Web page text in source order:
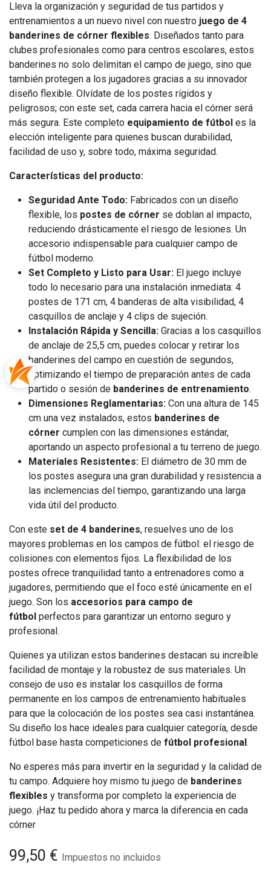
Lleva la organización y seguridad de tus partidos y
entrenamientos a un nuevo nivel con nuestro juego de 4
banderines de córner flexibles. Diseñados tanto para
clubes profesionales como para centros escolares, estos
banderines no solo delimitan el campo de juego, sino que
también protegen a los jugadores gracias a su innovador
diseño flexible. Olvídate de los postes rígidos y
peligrosos; con este set, cada carrera hacia el córner será
más segura. Este completo equipamiento de fútbol es la
elección inteligente para quienes buscan durabilidad,
facilidad de uso y, sobre todo, máxima seguridad.
Características del producto:
Seguridad Ante Todo: Fabricados con un diseño
flexible, los postes de córner se doblan al impacto,
reduciendo drásticamente el riesgo de lesiones. Un
accesorio indispensable para cualquier campo de
fútbol moderno.
Set Completo y Listo para Usar: El juego incluye
todo lo necesario para una instalación inmediata: 4
postes de 171 cm, 4 banderas de alta visibilidad, 4
casquillos de anclaje y 4 clips de sujeción.
Instalación Rápida y Sencilla: Gracias a los casquillos
de anclaje de 25,5 cm, puedes colocar y retirar los
banderines del campo en cuestión de segundos,
optimizando el tiempo de preparación antes de cada
partido o sesión de banderines de entrenamiento.
Dimensiones Reglamentarias: Con una altura de 145
cm una vez instalados, estos banderines de
córner cumplen con las dimensiones estándar,
aportando un aspecto profesional a tu terreno de juego.
Materiales Resistentes: El diámetro de 30 mm de
los postes asegura una gran durabilidad y resistencia a
las inclemencias del tiempo, garantizando una larga
vida útil del producto.
Con este set de 4 banderines, resuelves uno de los
mayores problemas en los campos de fútbol: el riesgo de
colisiones con elementos fijos. La flexibilidad de los
postes ofrece tranquilidad tanto a entrenadores como a
jugadores, permitiendo que el foco esté únicamente en el
juego. Son los accesorios para campo de
fútbol perfectos para garantizar un entorno seguro y
profesional.
Quienes ya utilizan estos banderines destacan su increíble
facilidad de montaje y la robustez de sus materiales. Un
consejo de uso es instalar los casquillos de forma
permanente en los campos de entrenamiento habituales
para que la colocación de los postes sea casi instantánea.
Su diseño los hace ideales para cualquier categoría, desde
fútbol base hasta competiciones de fútbol profesional.
No esperes más para invertir en la seguridad y la calidad de
tu campo. Adquiere hoy mismo tu juego de banderines
flexibles y transforma por completo la experiencia de
juego. ¡Haz tu pedido ahora y marca la diferencia en cada
córner
99,50 € Impuestos no incluidos